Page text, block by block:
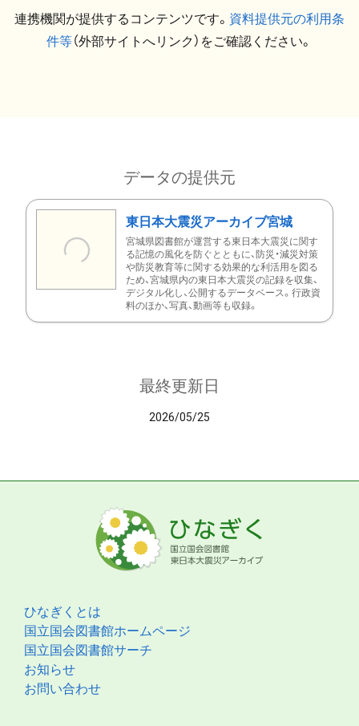
連携機関が提供するコンテンツです。 資料提供元の利用条
件等（外部サイトへリンク）をご確認ください。
データの提供元
東日本大震災アーカイブ宮城
宮城県図書館が運営する東日本大震災に関す
る記憶の風化を防ぐとともに、防災・減災対策
や防災教育等に関する効果的な利活用を図る
ため、宮城県内の東日本大震災の記録を収集、
デジタル化し、公開するデータベース。行政資
料のほか、写真、動画等も収録。
最終更新日
2026/05/25
ひなぎくとは
国立国会図書館ホームページ
国立国会図書館サーチ
お知らせ
お問い合わせ